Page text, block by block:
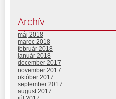
Archív
máj 2018
marec 2018
február 2018
január 2018
december 2017
november 2017
október 2017
september 2017
august 2017